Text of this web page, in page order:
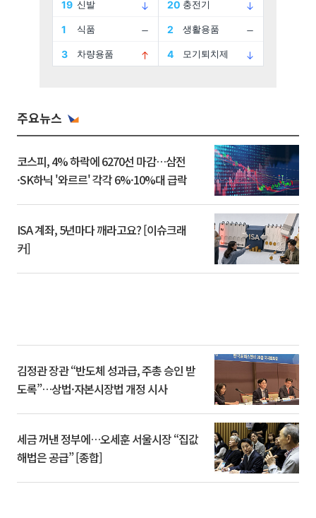
주요뉴스
코스피, 4% 하락에 6270선 마감…삼전
·SK하닉 '와르르' 각각 6%·10%대 급락
ISA 계좌, 5년마다 깨라고요? [이슈크래
커]
김정관 장관 “반도체 성과급, 주총 승인 받
도록”…상법·자본시장법 개정 시사
세금 꺼낸 정부에…오세훈 서울시장 “집값
해법은 공급” [종합]